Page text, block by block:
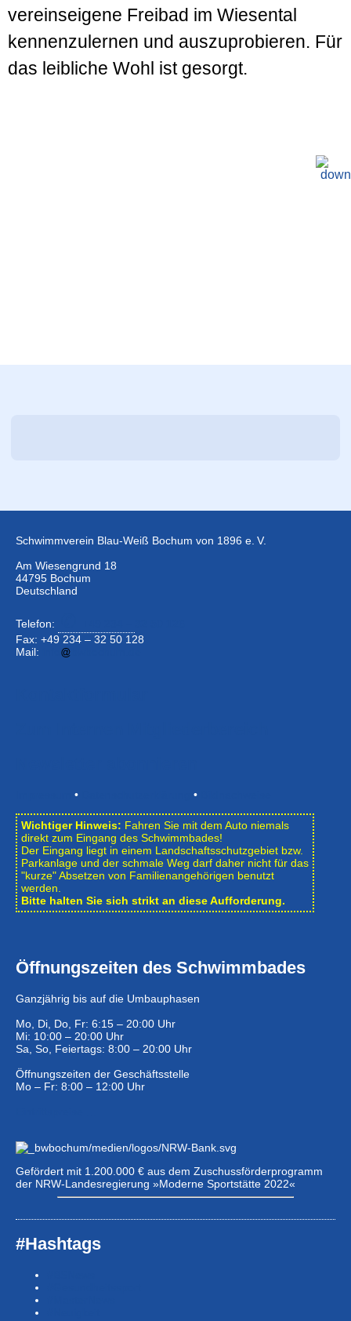
vereinseigene Freibad im Wiesental
kennenzulernen und auszuprobieren. Für
das leibliche Wohl ist gesorgt.
Schwimmverein Blau-Weiß Bochum von 1896 e. V.
Am Wiesengrund 18
44795 Bochum
Deutschland
Telefon:
Fax: +49 234 – 32 50 128
Mail:
• •
Wichtiger Hinweis: Fahren Sie mit dem Auto niemals
direkt zum Eingang des Schwimmbades!
Der Eingang liegt in einem Landschafts­schutzgebiet bzw.
Park­anlage und der schmale Weg darf daher nicht für das
"kurze" Absetzen von Familienangehörigen benutzt
werden.
Bitte halten Sie sich strikt an diese Aufforderung.
Öffnungszeiten des Schwimmbades
Ganzjährig bis auf die Umbauphasen
Mo, Di, Do, Fr: 6:15 – 20:00 Uhr
Mi: 10:00 – 20:00 Uhr
Sa, So, Feiertags: 8:00 – 20:00 Uhr
Öffnungszeiten der Geschäftsstelle
Mo – Fr: 8:00 – 12:00 Uhr
Gefördert mit 1.200.000 € aus dem Zuschussförderprogramm
der NRW-Landesregierung »Moderne Sportstätte 2022«
#Hashtags